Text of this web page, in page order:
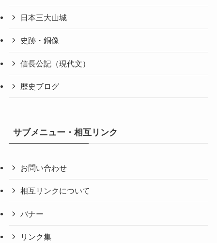
日本三大山城
史跡・銅像
信長公記（現代文）
歴史ブログ
サブメニュー・相互リンク
お問い合わせ
相互リンクについて
バナー
リンク集